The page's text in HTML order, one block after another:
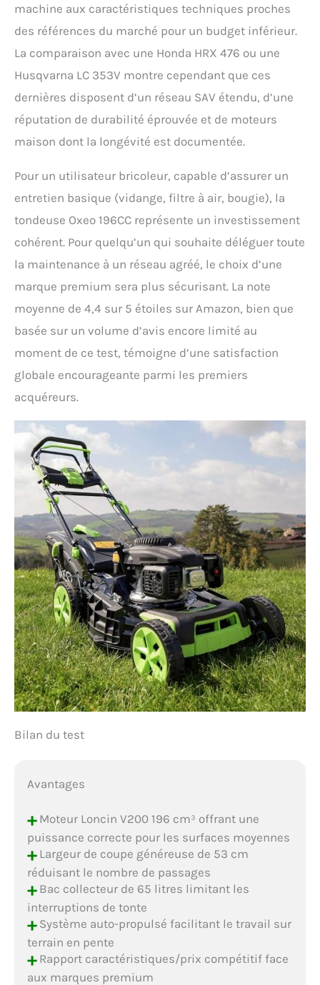
machine aux caractéristiques techniques proches
des références du marché pour un budget inférieur.
La comparaison avec une Honda HRX 476 ou une
Husqvarna LC 353V montre cependant que ces
dernières disposent d’un réseau SAV étendu, d’une
réputation de durabilité éprouvée et de moteurs
maison dont la longévité est documentée.
Pour un utilisateur bricoleur, capable d’assurer un
entretien basique (vidange, filtre à air, bougie), la
tondeuse Oxeo 196CC représente un investissement
cohérent. Pour quelqu’un qui souhaite déléguer toute
la maintenance à un réseau agréé, le choix d’une
marque premium sera plus sécurisant. La note
moyenne de 4,4 sur 5 étoiles sur Amazon, bien que
basée sur un volume d’avis encore limité au
moment de ce test, témoigne d’une satisfaction
globale encourageante parmi les premiers
acquéreurs.
Bilan du test
Avantages
+Moteur Loncin V200 196 cm³ offrant une
puissance correcte pour les surfaces moyennes
+Largeur de coupe généreuse de 53 cm
réduisant le nombre de passages
+Bac collecteur de 65 litres limitant les
interruptions de tonte
+Système auto-propulsé facilitant le travail sur
terrain en pente
+Rapport caractéristiques/prix compétitif face
aux marques premium